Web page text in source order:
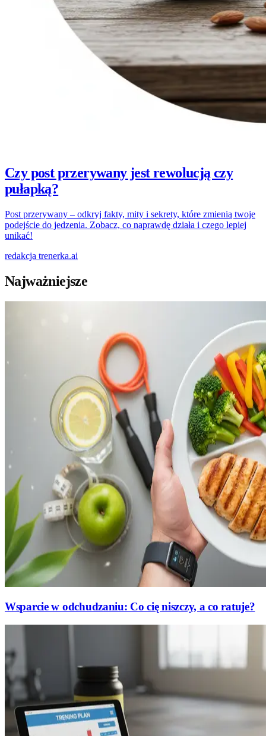
Czy post przerywany jest rewolucją czy
pułapką?
Post przerywany – odkryj fakty, mity i sekrety, które zmienią twoje
podejście do jedzenia. Zobacz, co naprawdę działa i czego lepiej
unikać!
redakcja trenerka.ai
Najważniejsze
Wsparcie w odchudzaniu: Co cię niszczy, a co ratuje?